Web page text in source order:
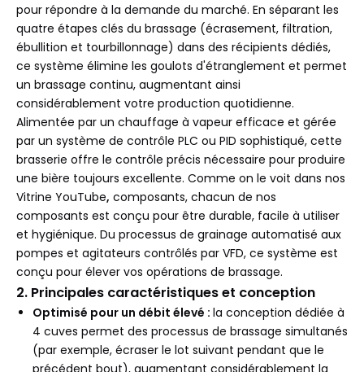
pour répondre à la demande du marché. En séparant les
quatre étapes clés du brassage (écrasement, filtration,
ébullition et tourbillonnage) dans des récipients dédiés,
ce système élimine les goulots d'étranglement et permet
un brassage continu, augmentant ainsi
considérablement votre production quotidienne.
Alimentée par un chauffage à vapeur efficace et gérée
par un système de contrôle PLC ou PID sophistiqué, cette
brasserie offre le contrôle précis nécessaire pour produire
une bière toujours excellente. Comme on le voit dans nos
Vitrine YouTube, composants, chacun de nos
composants est conçu pour être durable, facile à utiliser
et hygiénique. Du processus de grainage automatisé aux
pompes et agitateurs contrôlés par VFD, ce système est
conçu pour élever vos opérations de brassage.
2. Principales caractéristiques et conception
Optimisé pour un débit élevé : la conception dédiée à
4 cuves permet des processus de brassage simultanés
(par exemple, écraser le lot suivant pendant que le
précédent bout), augmentant considérablement la